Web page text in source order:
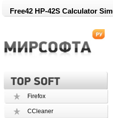
Free42 HP-42S Calculator
Firefox
CCleaner